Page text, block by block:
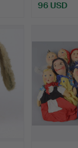
96 USD